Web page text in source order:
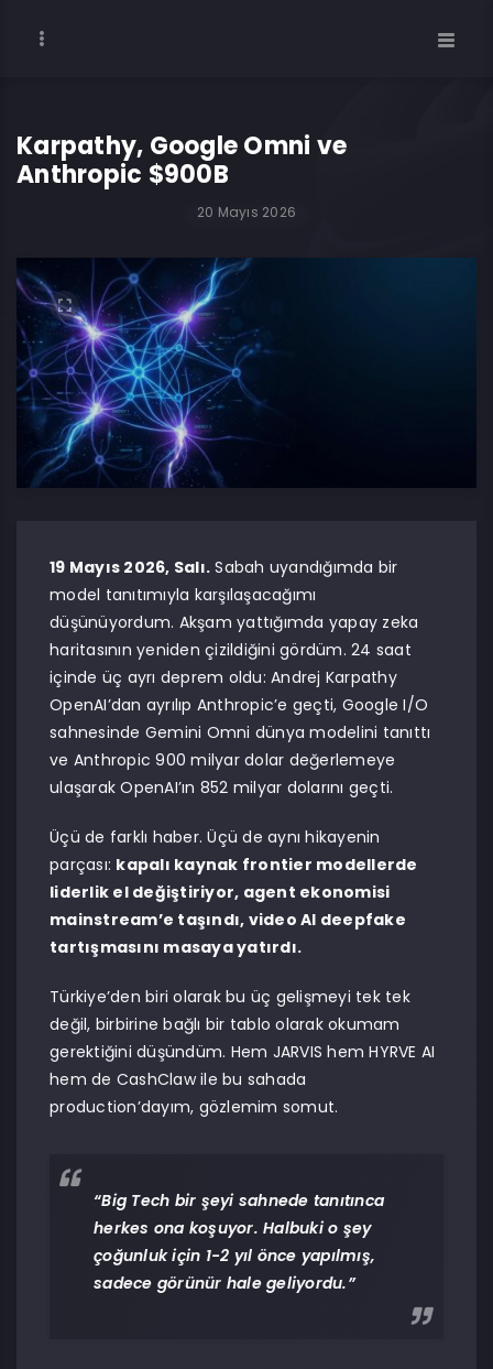
Karpathy, Google Omni ve
Anthropic $900B
20 Mayıs 2026
19 Mayıs 2026, Salı. Sabah uyandığımda bir
model tanıtımıyla karşılaşacağımı
düşünüyordum. Akşam yattığımda yapay zeka
haritasının yeniden çizildiğini gördüm. 24 saat
içinde üç ayrı deprem oldu: Andrej Karpathy
OpenAI’dan ayrılıp Anthropic’e geçti, Google I/O
sahnesinde Gemini Omni dünya modelini tanıttı
ve Anthropic 900 milyar dolar değerlemeye
ulaşarak OpenAI’ın 852 milyar dolarını geçti.
Üçü de farklı haber. Üçü de aynı hikayenin
parçası: kapalı kaynak frontier modellerde
liderlik el değiştiriyor, agent ekonomisi
mainstream’e taşındı, video AI deepfake
tartışmasını masaya yatırdı.
Türkiye’den biri olarak bu üç gelişmeyi tek tek
değil, birbirine bağlı bir tablo olarak okumam
gerektiğini düşündüm. Hem JARVIS hem HYRVE AI
hem de CashClaw ile bu sahada
production’dayım, gözlemim somut.
“Big Tech bir şeyi sahnede tanıtınca
herkes ona koşuyor. Halbuki o şey
çoğunluk için 1-2 yıl önce yapılmış,
sadece görünür hale geliyordu.”